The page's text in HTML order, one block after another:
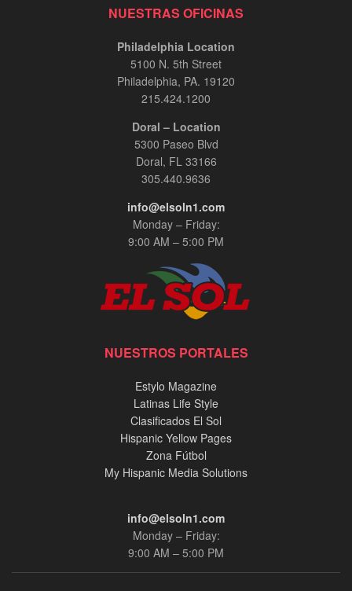
NUESTRAS OFICINAS
Philadelphia Location
5100 N. 5th Street
Philadelphia, PA. 19120
215.424.1200
Doral – Location
5300 Paseo Blvd
Doral, FL 33166
305.440.9636
info@elsoln1.com
Monday – Friday:
9:00 AM – 5:00 PM
NUESTROS PORTALES
Estylo Magazine
Latinas Life Style
Clasificados El Sol
Hispanic Yellow Pages
Zona Fútbol
My Hispanic Media Solutions
info@elsoln1.com
Monday – Friday:
9:00 AM – 5:00 PM